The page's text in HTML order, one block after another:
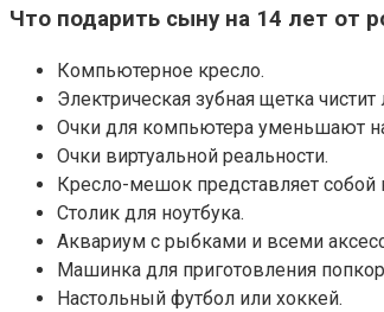
Что подарить сыну на 14 лет от
Компьютерное кресло.
Электрическая зубная щетка
Очки для компьютера уменьшают
Очки виртуальной реальности.
Кресло-мешок представляет
Столик для ноутбука.
Аквариум с рыбками и всеми
Машинка для приготовления
Настольный футбол или хоккей.